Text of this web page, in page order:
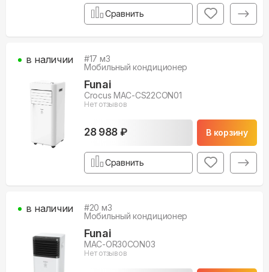
Сравнить
#17 м3
Мобильный кондиционер
Funai
Crocus MAC-CS22CON01
Нет отзывов
28 988 ₽ В корзину
в наличии
Сравнить
#20 м3
Мобильный кондиционер
Funai
MAC-OR30CON03
Нет отзывов
в наличии